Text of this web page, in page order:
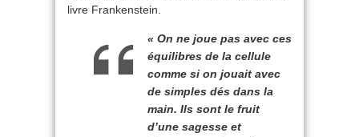
livre Frankenstein.
« On ne joue pas avec ces
équilibres de la cellule
comme si on jouait avec
de simples dés dans la
main. Ils sont le fruit
d’une sagesse et